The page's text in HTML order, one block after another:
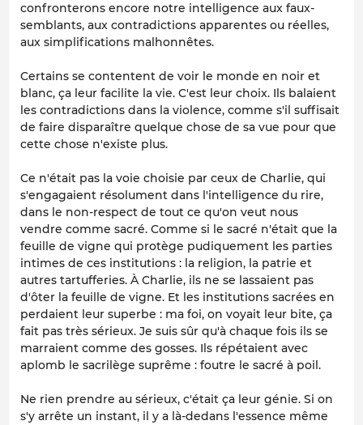
confronterons encore notre intelligence aux faux-
semblants, aux contradictions apparentes ou réelles,
aux simplifications malhonnêtes.
Certains se contentent de voir le monde en noir et
blanc, ça leur facilite la vie. C'est leur choix. Ils balaient
les contradictions dans la violence, comme s'il suffisait
de faire disparaître quelque chose de sa vue pour que
cette chose n'existe plus.
Ce n'était pas la voie choisie par ceux de Charlie, qui
s'engagaient résolument dans l'intelligence du rire,
dans le non-respect de tout ce qu'on veut nous
vendre comme sacré. Comme si le sacré n'était que la
feuille de vigne qui protège pudiquement les parties
intimes de ces institutions : la religion, la patrie et
autres tartufferies. À Charlie, ils ne se lassaient pas
d'ôter la feuille de vigne. Et les institutions sacrées en
perdaient leur superbe : ma foi, on voyait leur bite, ça
fait pas très sérieux. Je suis sûr qu'à chaque fois ils se
marraient comme des gosses. Ils répétaient avec
aplomb le sacrilège suprême : foutre le sacré à poil.
Ne rien prendre au sérieux, c'était ça leur génie. Si on
s'y arrête un instant, il y a là-dedans l'essence même